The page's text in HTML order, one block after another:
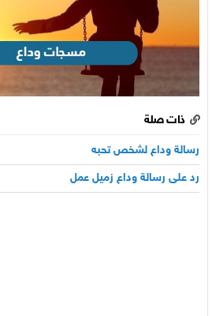
ذات صلة
رسالة وداع لشخص تحبه
رد على رسالة وداع زميل عمل